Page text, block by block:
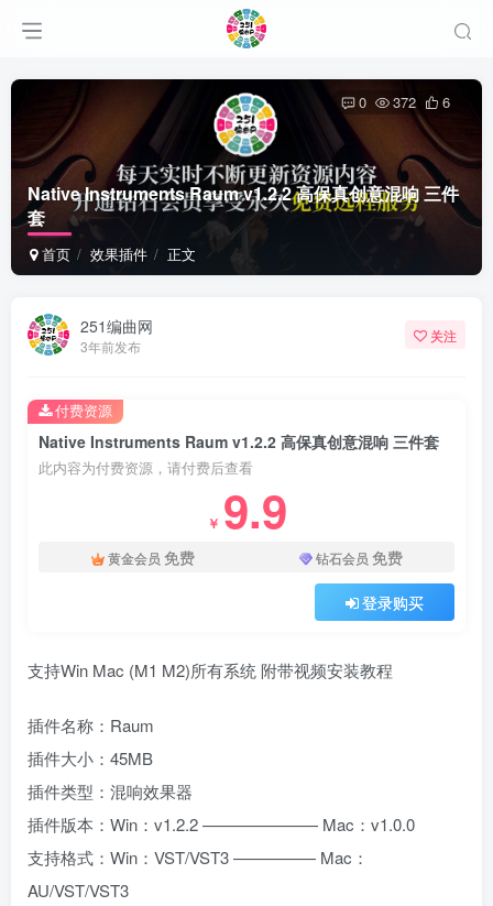
Native Instruments Raum v1.2.2 高保真创意混响 三件
套
首页 效果插件 正文
0 372 6
251编曲网
3年前发布
关注
Native Instruments Raum v1.2.2 高保真创意混响 三件套
此内容为付费资源，请付费后查看
￥ 9.9
黄金会员 免费 钻石会员 免费
登录购买
付费资源
支持Win Mac (M1 M2)所有系统 附带视频安装教程
插件名称：Raum
插件大小：45MB
插件类型：混响效果器
插件版本：Win：v1.2.2 ——————— Mac：v1.0.0
支持格式：Win：VST/VST3 ————— Mac：
AU/VST/VST3